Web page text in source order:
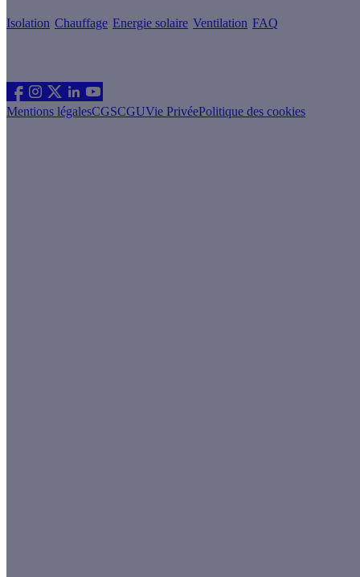
Isolation Chauffage Energie solaire Ventilation FAQ
Mentions légalesCGSCGUVie PrivéePolitique des cookies